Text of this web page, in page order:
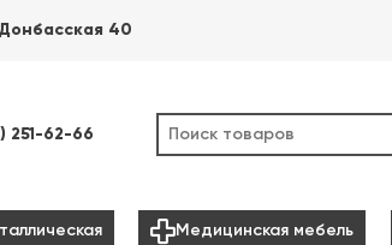
40
251-62-66
Медицинская мебель